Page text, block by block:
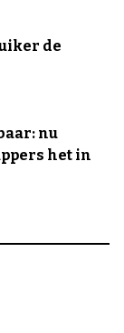
de
nu
het in